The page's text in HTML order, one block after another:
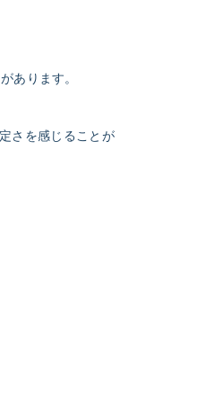
あります。
さを感じることが